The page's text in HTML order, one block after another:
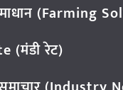
(Farming
(मंडी रेट)